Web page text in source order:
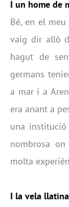
I un home de
Bé, en el
vaig dir allò
hagut de
germans
a mar i a
era anant a
una institució
nombrosa
molta
I la vela